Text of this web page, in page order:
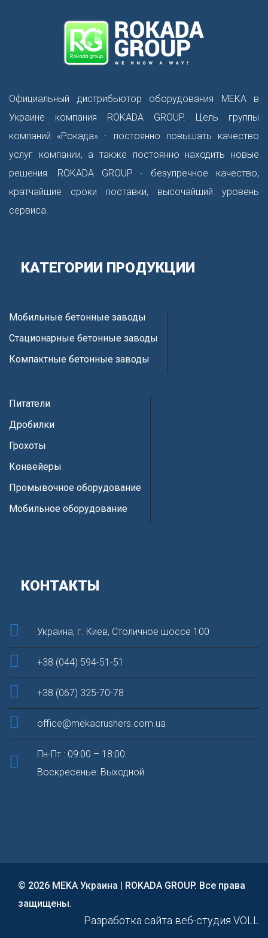
Официальный дистрибьютор оборудования MEKA в
Украине компания ROKADA GROUP. Цель группы
компаний «Рокада» - постоянно повышать качество
услуг компании, а также постоянно находить новые
решения. ROKADA GROUP - безупречное качество,
кратчайшие сроки поставки, высочайший уровень
сервиса.
КАТЕГОРИИ ПРОДУКЦИИ
Мобильные бетонные заводы
Стационарные бетонные заводы
Компактные бетонные заводы
Питатели
Дробилки
Грохоты
Конвейеры
Промывочное оборудование
Мобильное оборудование
КОНТАКТЫ
Украина, г. Киев, Столичное шоссе 100
+38 (044) 594-51-51
+38 (067) 325-70-78
office@mekacrushers.com.ua
Пн-Пт : 09:00 – 18:00
Воскресенье: Выходной
© 2026 MEKA Украина | ROKADA GROUP. Все права
защищены.
Разработка сайта веб-студия VOLL